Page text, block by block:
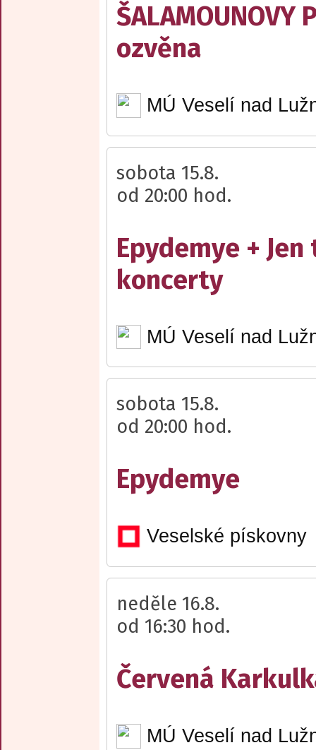
ŠALAMOUNOVY
ozvěna
MÚ Veselí nad
sobota 15.8.
od 20:00 hod.
Epydemye +
koncerty
MÚ Veselí nad
sobota 15.8.
od 20:00 hod.
Epydemye
Veselské pískovny
neděle 16.8.
od 16:30 hod.
Červená
MÚ Veselí nad